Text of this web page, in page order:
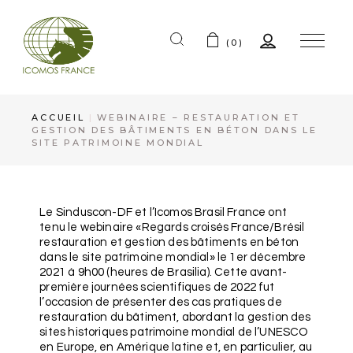
(0)
ACCUEIL
WEBINAIRE – RESTAURATION ET
GESTION DES BÂTIMENTS EN BÉTON DANS LE
SITE PATRIMOINE MONDIAL
Le Sinduscon-DF et l’Icomos Brasil France ont
tenu le webinaire «Regards croisés France/Brésil
restauration et gestion des bâtiments en béton
dans le site patrimoine mondial» le 1er décembre
2021 à 9h00 (heures de Brasilia). Cette avant-
première journées scientifiques de 2022 fut
l’occasion de présenter des cas pratiques de
restauration du bâtiment, abordant la gestion des
sites historiques patrimoine mondial de l’UNESCO
en Europe, en Amérique latine et, en particulier, au